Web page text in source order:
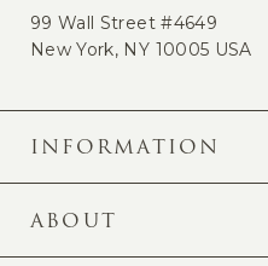
99 Wall Street #4649
New York, NY 10005 USA
INFORMATION
ABOUT